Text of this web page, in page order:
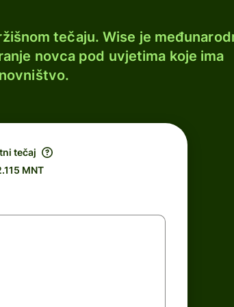
tečaju. Wise je
novca pod uvjetima koje ima
tečaj
MNT